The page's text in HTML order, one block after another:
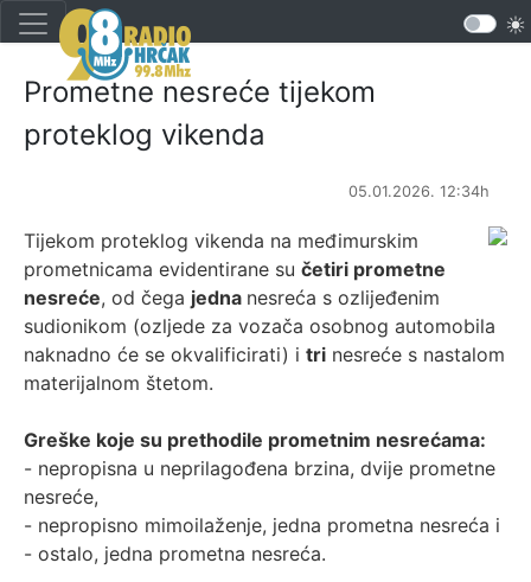
Prometne nesreće tijekom
proteklog vikenda
05.01.2026. 12:34h
Tijekom proteklog vikenda na međimurskim
prometnicama evidentirane su četiri prometne
nesreće, od čega jedna nesreća s ozlijeđenim
sudionikom (ozljede za vozača osobnog automobila
naknadno će se okvalificirati) i tri nesreće s nastalom
materijalnom štetom.
Greške koje su prethodile prometnim nesrećama:
- nepropisna u neprilagođena brzina, dvije prometne
nesreće,
- nepropisno mimoilaženje, jedna prometna nesreća i
- ostalo, jedna prometna nesreća.